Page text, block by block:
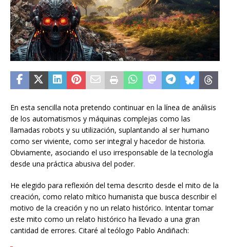
En esta sencilla nota pretendo continuar en la línea de análisis
de los automatismos y máquinas complejas como las
llamadas robots y su utilización, suplantando al ser humano
como ser viviente, como ser integral y hacedor de historia.
Obviamente, asociando el uso irresponsable de la tecnología
desde una práctica abusiva del poder.
He elegido para reflexión del tema descrito desde el mito de la
creación, como relato mítico humanista que busca describir el
motivo de la creación y no un relato histórico. Intentar tomar
este mito como un relato histórico ha llevado a una gran
cantidad de errores. Citaré al teólogo Pablo Andiñach: